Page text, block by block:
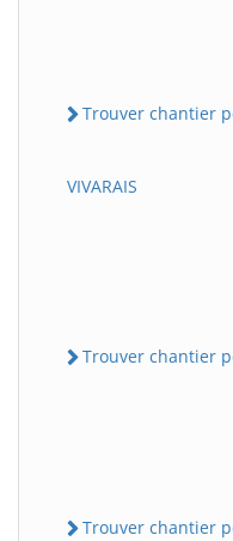
Trouver chantier
VIVARAIS
Trouver chantier
Trouver chantier